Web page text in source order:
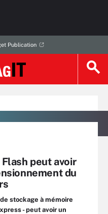
Publication
peut avoir
du
stockage à mémoire
- peut avoir un